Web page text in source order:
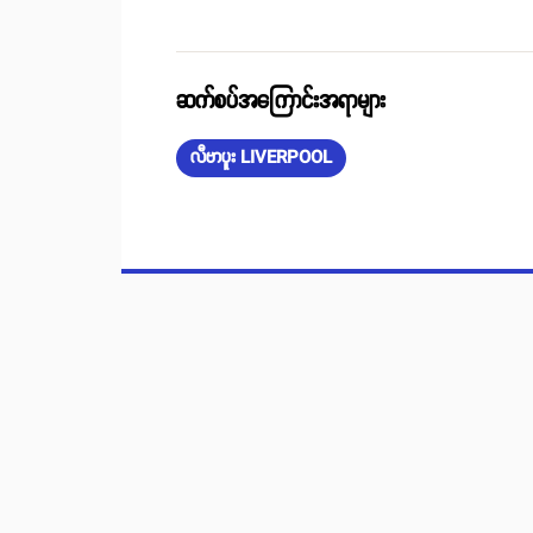
ဆက်စပ်အကြောင်းအရာများ
လီဗာပူး LIVERPOOL